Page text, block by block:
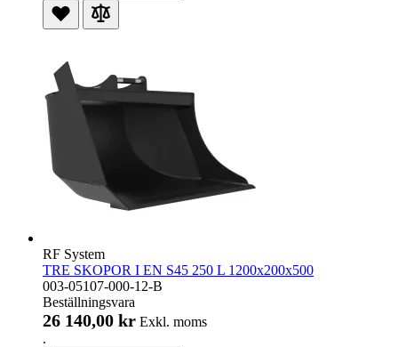
RF System
TRE SKOPOR I EN S45 250 L 1200x200x500
003-05107-000-12-B
Beställningsvara
26 140,00 kr Exkl. moms
.